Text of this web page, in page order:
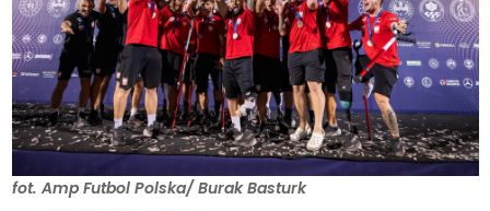
fot. Amp Futbol Polska/ Burak Basturk